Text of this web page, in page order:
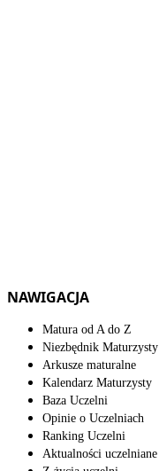
NAWIGACJA
Matura od A do Z
Niezbędnik Maturzysty
Arkusze maturalne
Kalendarz Maturzysty
Baza Uczelni
Opinie o Uczelniach
Ranking Uczelni
Aktualności uczelniane